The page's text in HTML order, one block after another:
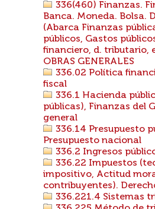
336(460) Finanzas.
Banca. Moneda. Bolsa.
(Abarca Finanzas
públicos, Gastos
financiero, d. tributario,
OBRAS GENERALES
336.02 Política
fiscal
336.1 Hacienda
públicas), Finanzas del
general
336.14 Presupuesto
Presupuesto nacional
336.2 Ingresos
336.22 Impuestos
impositivo, Actitud
contribuyentes).
336.221.4 Sistemas